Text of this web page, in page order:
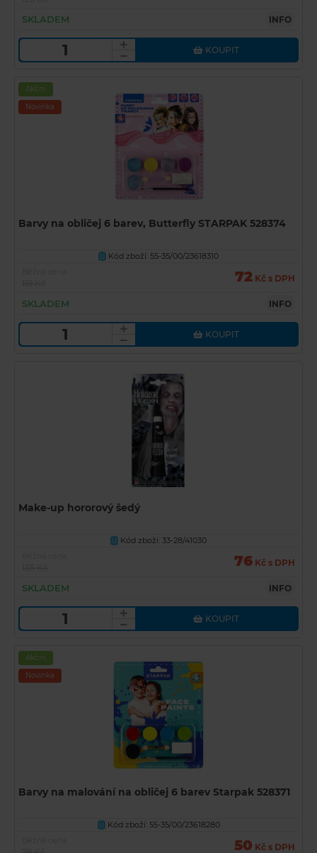
SKLADEM INFO
KOUPIT
Akční
Novinka
Barvy na obličej 6 barev, Butterfly STARPAK 528374
U
Kód zboží: 55-35/00/23618310
72 Kč s DPH
SKLADEM INFO
KOUPIT
Make-up hororový šedý
U
Kód zboží: 33-28/41030
76 Kč s DPH
SKLADEM INFO
KOUPIT
Akční
Novinka
Barvy na malování na obličej 6 barev Starpak 528371
U Kód zboží: 55-35/00/23618280
50 Kč s DPH